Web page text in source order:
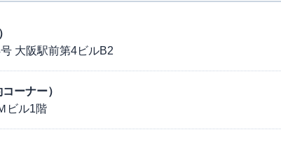
大阪駅前第4ビルB2
ーナー）
ビル1階